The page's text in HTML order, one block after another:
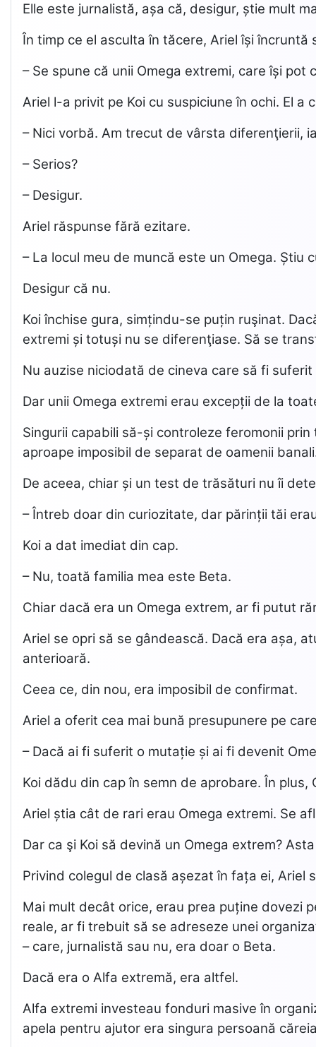
Elle este jurnalistă, așa că, desigur, știe mult
În timp ce el asculta în tăcere, Ariel își
– Se spune că unii Omega extremi, care își
Ariel l-a privit pe Koi cu suspiciune în ochi. El
– Nici vorbă. Am trecut de vârsta diferenţierii,
– Serios?
– Desigur.
Ariel răspunse fără ezitare.
– La locul meu de muncă este un Omega. Știu
Desigur că nu.
Koi închise gura, simțindu-se puțin ruşinat.
extremi și totuși nu se diferenţiase. Să se
Nu auzise niciodată de cineva care să fi
Dar unii Omega extremi erau excepții de la
Singurii capabili să-și controleze feromonii
aproape imposibil de separat de oamenii
De aceea, chiar și un test de trăsături nu îi
– Întreb doar din curiozitate, dar părinții tăi
Koi a dat imediat din cap.
– Nu, toată familia mea este Beta.
Chiar dacă era un Omega extrem, ar fi putut
Ariel se opri să se gândească. Dacă era așa,
anterioară.
Ceea ce, din nou, era imposibil de confirmat.
Ariel a oferit cea mai bună presupunere pe
– Dacă ai fi suferit o mutație și ai fi devenit
Koi dădu din cap în semn de aprobare. În
Ariel știa cât de rari erau Omega extremi. Se
Dar ca şi Koi să devină un Omega extrem?
Privind colegul de clasă așezat în fața ei, Ariel
Mai mult decât orice, erau prea puține dovezi
reale, ar fi trebuit să se adreseze unei
– care, jurnalistă sau nu, era doar o Beta.
Dacă era o Alfa extremă, era altfel.
Alfa extremi investeau fonduri masive în
apela pentru ajutor era singura persoană